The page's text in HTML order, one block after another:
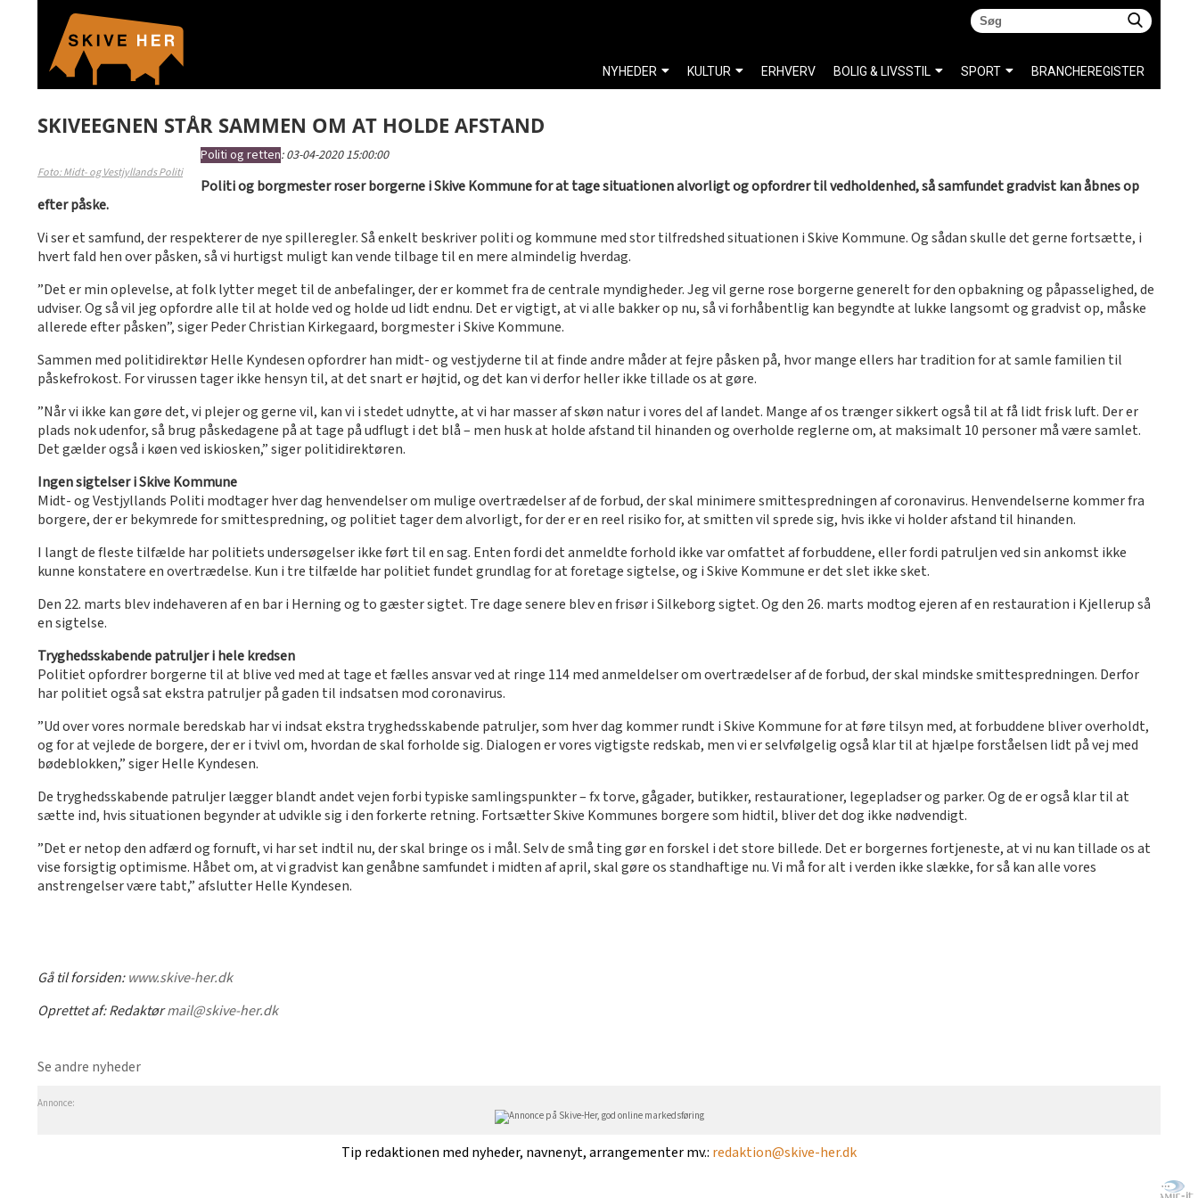
SKIVEEGNEN STÅR SAMMEN OM AT HOLDE AFSTAND
Foto: Midt- og Vestjyllands Politi
Politi og retten:03-04-2020 15:00:00
Politi og borgmester roser borgerne i Skive Kommune for at tage situationen alvorligt og opfordrer til vedholdenhed, så samfundet gradvist kan åbnes op
efter påske.
Vi ser et samfund, der respekterer de nye spilleregler. Så enkelt beskriver politi og kommune med stor tilfredshed situationen i Skive Kommune. Og sådan skulle det gerne fortsætte, i
hvert fald hen over påsken, så vi hurtigst muligt kan vende tilbage til en mere almindelig hverdag.
”Det er min oplevelse, at folk lytter meget til de anbefalinger, der er kommet fra de centrale myndigheder. Jeg vil gerne rose borgerne generelt for den opbakning og påpasselighed, de
udviser. Og så vil jeg opfordre alle til at holde ved og holde ud lidt endnu. Det er vigtigt, at vi alle bakker op nu, så vi forhåbentlig kan begyndte at lukke langsomt og gradvist op, måske
allerede efter påsken”, siger Peder Christian Kirkegaard, borgmester i Skive Kommune.
Sammen med politidirektør Helle Kyndesen opfordrer han midt- og vestjyderne til at finde andre måder at fejre påsken på, hvor mange ellers har tradition for at samle familien til
påskefrokost. For virussen tager ikke hensyn til, at det snart er højtid, og det kan vi derfor heller ikke tillade os at gøre.
”Når vi ikke kan gøre det, vi plejer og gerne vil, kan vi i stedet udnytte, at vi har masser af skøn natur i vores del af landet. Mange af os trænger sikkert også til at få lidt frisk luft. Der er
plads nok udenfor, så brug påskedagene på at tage på udflugt i det blå – men husk at holde afstand til hinanden og overholde reglerne om, at maksimalt 10 personer må være samlet.
Det gælder også i køen ved iskiosken,” siger politidirektøren.
Ingen sigtelser i Skive Kommune
Midt- og Vestjyllands Politi modtager hver dag henvendelser om mulige overtrædelser af de forbud, der skal minimere smittespredningen af coronavirus. Henvendelserne kommer fra
borgere, der er bekymrede for smittespredning, og politiet tager dem alvorligt, for der er en reel risiko for, at smitten vil sprede sig, hvis ikke vi holder afstand til hinanden.
I langt de fleste tilfælde har politiets undersøgelser ikke ført til en sag. Enten fordi det anmeldte forhold ikke var omfattet af forbuddene, eller fordi patruljen ved sin ankomst ikke
kunne konstatere en overtrædelse. Kun i tre tilfælde har politiet fundet grundlag for at foretage sigtelse, og i Skive Kommune er det slet ikke sket.
Den 22. marts blev indehaveren af en bar i Herning og to gæster sigtet. Tre dage senere blev en frisør i Silkeborg sigtet. Og den 26. marts modtog ejeren af en restauration i Kjellerup så
en sigtelse.
Tryghedsskabende patruljer i hele kredsen
Politiet opfordrer borgerne til at blive ved med at tage et fælles ansvar ved at ringe 114 med anmeldelser om overtrædelser af de forbud, der skal mindske smittespredningen. Derfor
har politiet også sat ekstra patruljer på gaden til indsatsen mod coronavirus.
”Ud over vores normale beredskab har vi indsat ekstra tryghedsskabende patruljer, som hver dag kommer rundt i Skive Kommune for at føre tilsyn med, at forbuddene bliver overholdt,
og for at vejlede de borgere, der er i tvivl om, hvordan de skal forholde sig. Dialogen er vores vigtigste redskab, men vi er selvfølgelig også klar til at hjælpe forståelsen lidt på vej med
bødeblokken,” siger Helle Kyndesen.
De tryghedsskabende patruljer lægger blandt andet vejen forbi typiske samlingspunkter – fx torve, gågader, butikker, restaurationer, legepladser og parker. Og de er også klar til at
sætte ind, hvis situationen begynder at udvikle sig i den forkerte retning. Fortsætter Skive Kommunes borgere som hidtil, bliver det dog ikke nødvendigt.
”Det er netop den adfærd og fornuft, vi har set indtil nu, der skal bringe os i mål. Selv de små ting gør en forskel i det store billede. Det er borgernes fortjeneste, at vi nu kan tillade os at
vise forsigtig optimisme. Håbet om, at vi gradvist kan genåbne samfundet i midten af april, skal gøre os standhaftige nu. Vi må for alt i verden ikke slække, for så kan alle vores
anstrengelser være tabt,” afslutter Helle Kyndesen.
Gå til forsiden:www.skive-her.dk
Oprettet af:Redaktørmail@skive-her.dk
Se andre nyheder
Annonce:
Tip redaktionen med nyheder, navnenyt, arrangementer mv.: redaktion@skive-her.dk
NYHEDER KULTUR ERHVERV BOLIG & LIVSSTIL SPORT BRANCHEREGISTER